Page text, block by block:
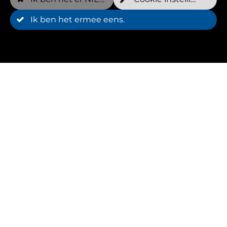
behoeften en doelen van elk dier. Ze maken
Ik ben het ermee eens.